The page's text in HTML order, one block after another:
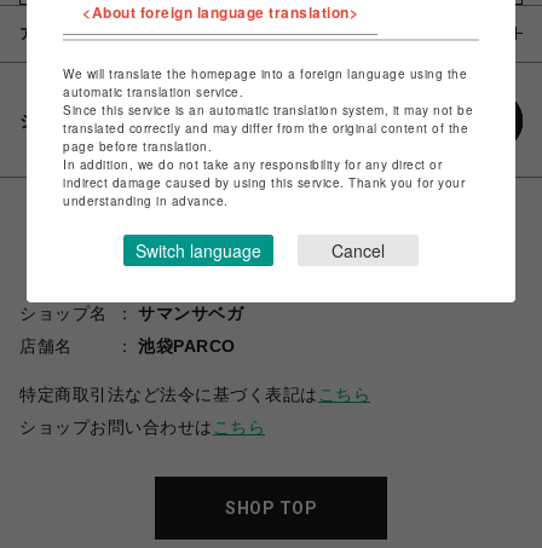
アイテム説明 / 素材
シェアする
ショップ名
サマンサベガ
店舗名
池袋PARCO
特定商取引法など法令に基づく表記は こちら
ショップお問い合わせは こちら
SHOP TOP
<About foreign language translation>
We will translate the homepage into a foreign language using the
automatic translation service.
Since this service is an automatic translation system, it may not be
translated correctly and may differ from the original content of the
page before translation.
In addition, we do not take any responsibility for any direct or
indirect damage caused by using this service. Thank you for your
understanding in advance.
Switch language Cancel